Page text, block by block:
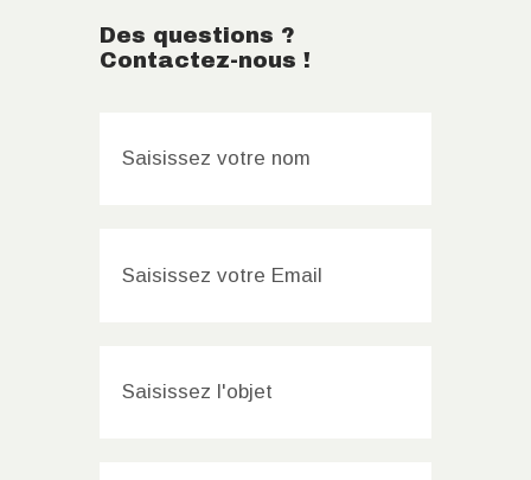
Des questions ?
Contactez-nous !